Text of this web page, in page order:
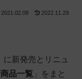
2021.02.08 2022.11.29
新発売とリニュ
品一覧 」をまと